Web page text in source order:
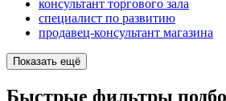
консультант торгового зала
специалист по развитию
продавец-консультант магазина
Показать ещё
Быстрые фильтры